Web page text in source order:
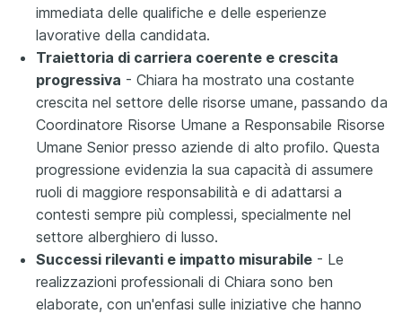
immediata delle qualifiche e delle esperienze
lavorative della candidata.
Traiettoria di carriera coerente e crescita
progressiva - Chiara ha mostrato una costante
crescita nel settore delle risorse umane, passando da
Coordinatore Risorse Umane a Responsabile Risorse
Umane Senior presso aziende di alto profilo. Questa
progressione evidenzia la sua capacità di assumere
ruoli di maggiore responsabilità e di adattarsi a
contesti sempre più complessi, specialmente nel
settore alberghiero di lusso.
Successi rilevanti e impatto misurabile - Le
realizzazioni professionali di Chiara sono ben
elaborate, con un'enfasi sulle iniziative che hanno